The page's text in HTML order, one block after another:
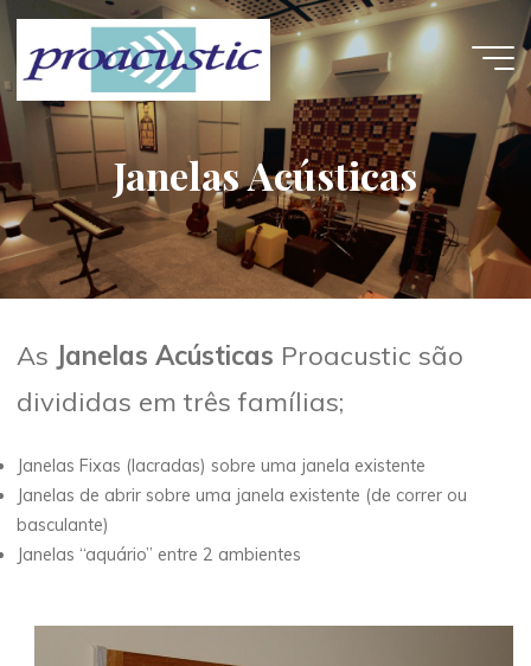
to
content
Janelas Acústicas
As Janelas Acústicas Proacustic são
divididas em três famílias;
Janelas Fixas (lacradas) sobre uma janela existente
Janelas de abrir sobre uma janela existente (de correr ou
basculante)
Janelas “aquário” entre 2 ambientes